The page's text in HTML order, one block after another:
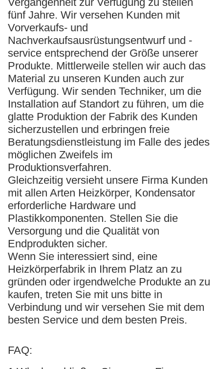
fünf Jahre. Wir versehen Kunden mit
Vorverkaufs- und
Nachverkaufsausrüstungsentwurf und -
service entsprechend der Größe unserer
Produkte. Mittlerweile stellen wir auch das
Material zu unseren Kunden auch zur
Verfügung. Wir senden Techniker, um die
Installation auf Standort zu führen, um die
glatte Produktion der Fabrik des Kunden
sicherzustellen und erbringen freie
Beratungsdienstleistung im Falle des jedes
möglichen Zweifels im
Produktionsverfahren.
Gleichzeitig versieht unsere Firma Kunden
mit allen Arten Heizkörper, Kondensator
erforderliche Hardware und
Plastikkomponenten. Stellen Sie die
Versorgung und die Qualität von
Endprodukten sicher.
Wenn Sie interessiert sind, eine
Heizkörperfabrik in Ihrem Platz an zu
gründen oder irgendwelche Produkte an zu
kaufen, treten Sie mit uns bitte in
Verbindung und wir versehen Sie mit dem
besten Service und dem besten Preis.
FAQ: